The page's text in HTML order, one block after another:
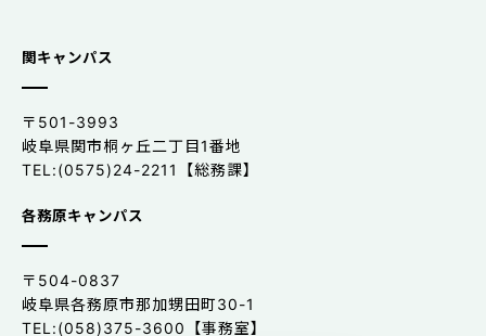
関キャンパス
〒501-3993
岐阜県関市桐ヶ丘二丁目1番地
TEL:(0575)24-2211【総務課】
各務原キャンパス
〒504-0837
岐阜県各務原市那加甥田町30-1
TEL:(058)375-3600【事務室】